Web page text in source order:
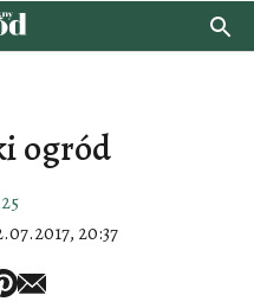
ogród
20:37